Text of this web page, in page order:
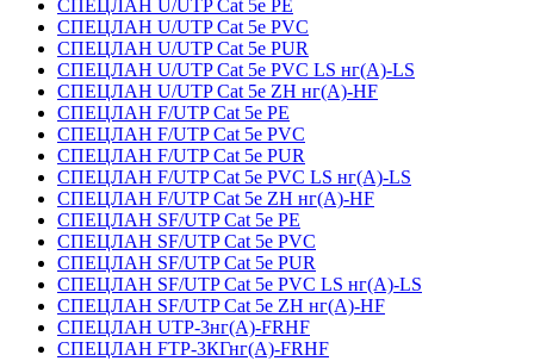
СПЕЦЛАН U/UTP Cat 5e PE
СПЕЦЛАН U/UTP Cat 5e PVC
СПЕЦЛАН U/UTP Cat 5e PUR
СПЕЦЛАН U/UTP Cat 5e PVC LS нг(А)-LS
СПЕЦЛАН U/UTP Cat 5e ZH нг(А)-HF
СПЕЦЛАН F/UTP Cat 5e PE
СПЕЦЛАН F/UTP Cat 5e PVC
СПЕЦЛАН F/UTP Cat 5e PUR
СПЕЦЛАН F/UTP Cat 5e PVC LS нг(А)-LS
СПЕЦЛАН F/UTP Cat 5e ZH нг(А)-HF
СПЕЦЛАН SF/UTP Cat 5e PE
СПЕЦЛАН SF/UTP Cat 5e PVC
СПЕЦЛАН SF/UTP Cat 5e PUR
СПЕЦЛАН SF/UTP Cat 5e PVC LS нг(А)-LS
СПЕЦЛАН SF/UTP Cat 5e ZH нг(А)-HF
СПЕЦЛАН UTP-3нг(А)-FRHF
СПЕЦЛАН FTP-3КГнг(А)-FRHF